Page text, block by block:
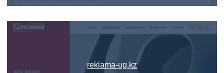
reklama-ug.kz